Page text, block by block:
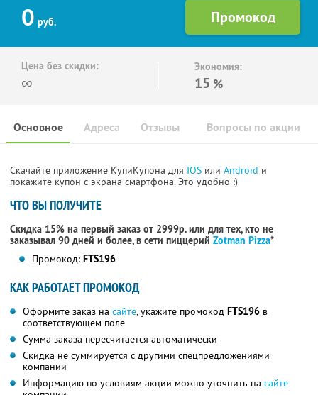
0 руб.
Цена без скидки:
∞
Экономия:
15 %
Основное Отзывы Вопросы по акции
Адреса
Скачайте приложение КупиКупона для IOS или Android и
покажите купон с экрана смартфона. Это удобно :)
ЧТО ВЫ ПОЛУЧИТЕ
Скидка 15% на первый заказ от 2999р. или для тех, кто не
заказывал 90 дней и более, в сети пиццерий Zotman Pizza*
Промокод: FTS196
КАК РАБОТАЕТ ПРОМОКОД
Оформите заказ на сайте, укажите промокод FTS196 в
соответствующем поле
Сумма заказа пересчитается автоматически
Скидка не суммируется с другими спецпредложениями
компании
Информацию по условиям акции можно уточнить на сайте